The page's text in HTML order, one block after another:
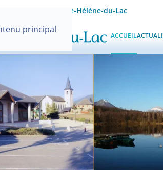
principal
la Mairie de Sainte-Hélène-du-Lac
ACCUEIL